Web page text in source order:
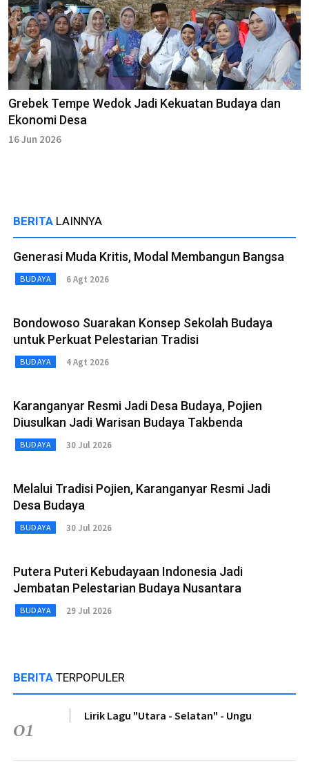
Grebek Tempe Wedok Jadi Kekuatan Budaya dan
Ekonomi Desa
16 Jun 2026
BERITA LAINNYA
Generasi Muda Kritis, Modal Membangun Bangsa
BUDAYA 6 Agt 2026
Bondowoso Suarakan Konsep Sekolah Budaya
untuk Perkuat Pelestarian Tradisi
BUDAYA 4 Agt 2026
Karanganyar Resmi Jadi Desa Budaya, Pojien
Diusulkan Jadi Warisan Budaya Takbenda
BUDAYA 30 Jul 2026
Melalui Tradisi Pojien, Karanganyar Resmi Jadi
Desa Budaya
BUDAYA 30 Jul 2026
Putera Puteri Kebudayaan Indonesia Jadi
Jembatan Pelestarian Budaya Nusantara
BUDAYA 29 Jul 2026
BERITA TERPOPULER
01 Lirik Lagu "Utara - Selatan" - Ungu